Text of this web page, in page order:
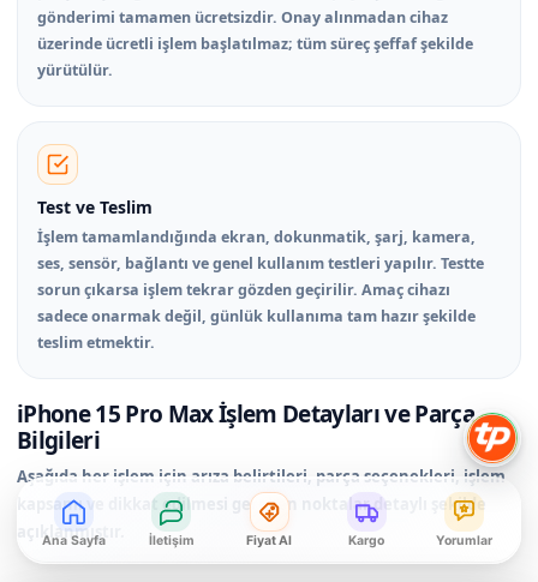
gönderimi tamamen ücretsizdir. Onay alınmadan cihaz
üzerinde ücretli işlem başlatılmaz; tüm süreç şeffaf şekilde
yürütülür.
Test ve Teslim
İşlem tamamlandığında ekran, dokunmatik, şarj, kamera,
ses, sensör, bağlantı ve genel kullanım testleri yapılır. Testte
sorun çıkarsa işlem tekrar gözden geçirilir. Amaç cihazı
sadece onarmak değil, günlük kullanıma tam hazır şekilde
teslim etmektir.
iPhone 15 Pro Max İşlem Detayları ve Parça
Bilgileri
Aşağıda her işlem için arıza belirtileri, parça seçenekleri, işlem
kapsamı ve dikkat edilmesi gereken noktalar detaylı şekilde
açıklanmıştır.
Ana Sayfa İletişim Fiyat Al Kargo Yorumlar